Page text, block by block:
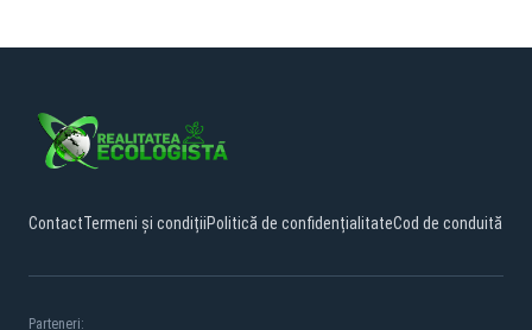
ContactTermeni și condițiiPolitică de confidențialitateCod de conduită
Parteneri: